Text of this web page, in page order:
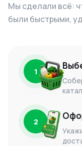
Мы сделали всё:
были быстрыми,
1
2